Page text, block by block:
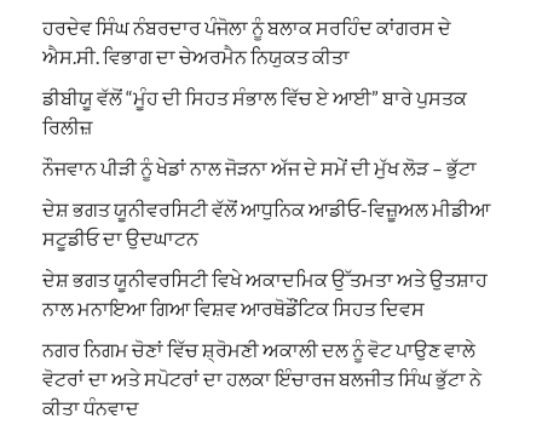
ਹਰਦੇਵ ਸਿੰਘ ਨੰਬਰਦਾਰ ਪੰਜੋਲਾ ਨੂੰ ਬਲਾਕ ਸਰਹਿੰਦ ਕਾਂਗਰਸ ਦੇ
ਐਸ.ਸੀ. ਵਿਭਾਗ ਦਾ ਚੇਅਰਮੈਨ ਨਿਯੁਕਤ ਕੀਤਾ
ਡੀਬੀਯੂ ਵੱਲੋਂ “ਮੂੰਹ ਦੀ ਸਿਹਤ ਸੰਭਾਲ ਵਿੱਚ ਏ ਆਈ” ਬਾਰੇ ਪੁਸਤਕ
ਰਿਲੀਜ਼
ਨੌਜਵਾਨ ਪੀੜੀ ਨੂੰ ਖੇਡਾਂ ਨਾਲ ਜੋੜਨਾ ਅੱਜ ਦੇ ਸਮੇਂ ਦੀ ਮੁੱਖ ਲੋੜ – ਭੁੱਟਾ
ਦੇਸ਼ ਭਗਤ ਯੂਨੀਵਰਸਿਟੀ ਵੱਲੋਂ ਆਧੁਨਿਕ ਆਡੀਓ-ਵਿਜ਼ੂਅਲ ਮੀਡੀਆ
ਸਟੂਡੀਓ ਦਾ ਉਦਘਾਟਨ
ਦੇਸ਼ ਭਗਤ ਯੂਨੀਵਰਸਿਟੀ ਵਿਖੇ ਅਕਾਦਮਿਕ ਉੱਤਮਤਾ ਅਤੇ ਉਤਸ਼ਾਹ
ਨਾਲ ਮਨਾਇਆ ਗਿਆ ਵਿਸ਼ਵ ਆਰਥੋਡੌਂਟਿਕ ਸਿਹਤ ਦਿਵਸ
ਨਗਰ ਨਿਗਮ ਚੋਣਾਂ ਵਿੱਚ ਸ਼੍ਰੋਮਣੀ ਅਕਾਲੀ ਦਲ ਨੂੰ ਵੋਟ ਪਾਉਣ ਵਾਲੇ
ਵੋਟਰਾਂ ਦਾ ਅਤੇ ਸਪੋਟਰਾਂ ਦਾ ਹਲਕਾ ਇੰਚਾਰਜ ਬਲਜੀਤ ਸਿੰਘ ਭੁੱਟਾ ਨੇ
ਕੀਤਾ ਧੰਨਵਾਦ